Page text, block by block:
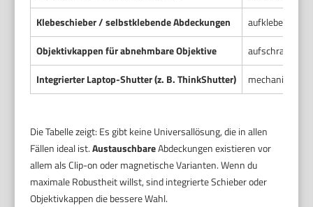
Klebeschieber / selbstklebende Abdeckungen
aufkleben mit
Objektivkappen für abnehmbare Objektive
aufschraubbar
Integrierter Laptop-Shutter (z. B. ThinkShutter)
mechanischer
Die Tabelle zeigt: Es gibt keine Universallösung, die in allen
Fällen ideal ist.AustauschbareAbdeckungen existieren vor
allem als Clip-on oder magnetische Varianten. Wenn du
maximale Robustheit willst, sind integrierte Schieber oder
Objektivkappen die bessere Wahl.